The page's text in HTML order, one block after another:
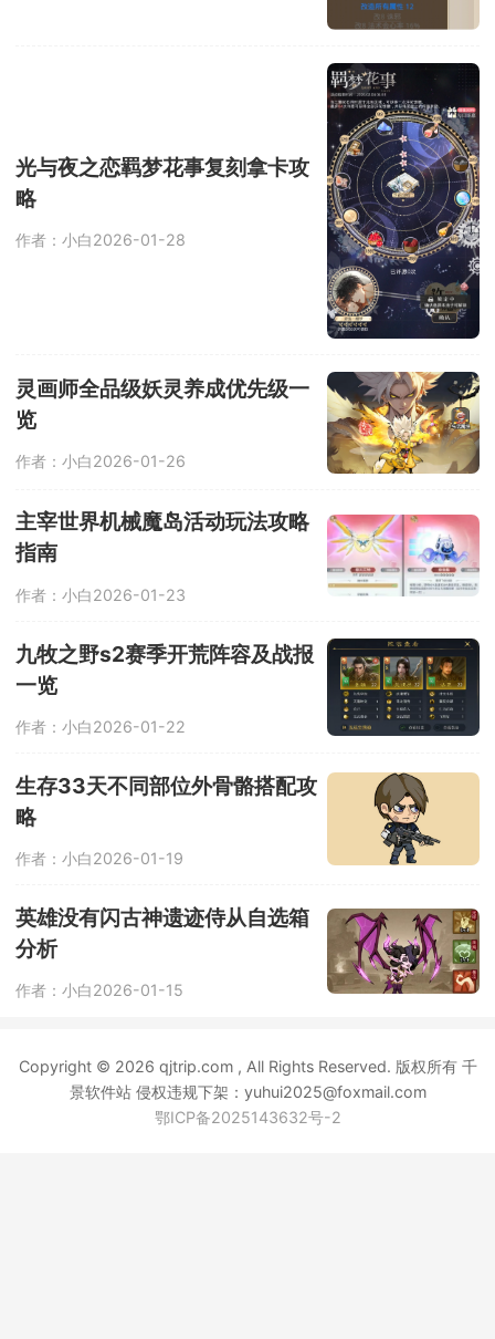
光与夜之恋羁梦花事复刻拿卡攻
略
作者：小白2026-01-28
灵画师全品级妖灵养成优先级一
览
作者：小白2026-01-26
主宰世界机械魔岛活动玩法攻略
指南
作者：小白2026-01-23
九牧之野s2赛季开荒阵容及战报
一览
作者：小白2026-01-22
生存33天不同部位外骨骼搭配攻
略
作者：小白2026-01-19
英雄没有闪古神遗迹侍从自选箱
分析
作者：小白2026-01-15
Copyright © 2026 qjtrip.com , All Rights Reserved. 版权所有 千
景软件站 侵权违规下架：yuhui2025@foxmail.com
鄂ICP备2025143632号-2